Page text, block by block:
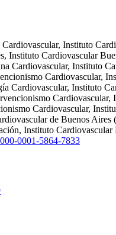
Instituto
Instituto Cardiovascular
Cardiovascular, Instituto
Cardiovascular,
Cardiovascular, Instituto
Cardiovascular,
de Buenos
Instituto
0001-5864-7833